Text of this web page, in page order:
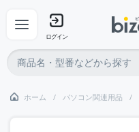
ログイン
ホーム パソコン関連用品